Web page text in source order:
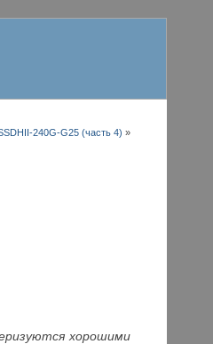
240G-G25 (часть 4) »
хорошими